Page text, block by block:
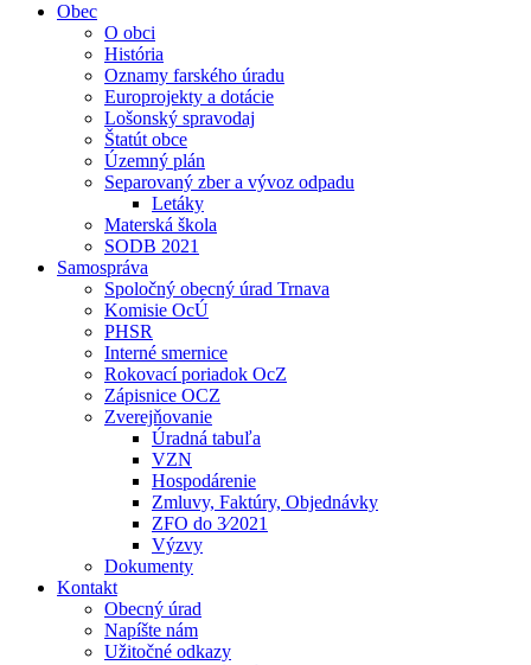
Obec
O obci
História
Oznamy farského úradu
Europrojekty a dotácie
Lošonský spravodaj
Štatút obce
Územný plán
Separovaný zber a vývoz odpadu
Letáky
Materská škola
SODB 2021
Samospráva
Spoločný obecný úrad Trnava
Komisie OcÚ
PHSR
Interné smernice
Rokovací poriadok OcZ
Zápisnice OCZ
Zverejňovanie
Úradná tabuľa
VZN
Hospodárenie
Zmluvy, Faktúry, Objednávky
ZFO do 3⁄2021
Výzvy
Dokumenty
Kontakt
Obecný úrad
Napíšte nám
Užitočné odkazy